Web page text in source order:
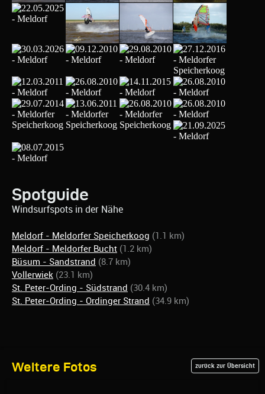
Spotguide
Windsurfspots in der Nähe
Meldorf - Meldorfer Speicherkoog (1.1 km)
Meldorf - Meldorfer Bucht (1.2 km)
Büsum - Sandstrand (8.7 km)
Vollerwiek (23.1 km)
St. Peter-Ording - Südstrand (30.4 km)
St. Peter-Ording - Ordinger Strand (34.9 km)
Weitere Fotos zurück zur Übersicht